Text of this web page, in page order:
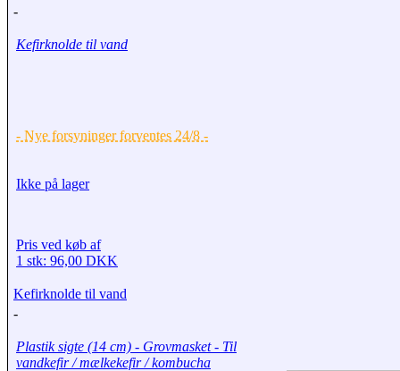
-
Kefirknolde til vand
- Nye forsyninger forventes 24/8 -
Ikke på lager
Pris ved køb af
1 stk: 96,00 DKK
Kefirknolde til vand
-
Plastik sigte (14 cm) - Grovmasket - Til
vandkefir / mælkekefir / kombucha